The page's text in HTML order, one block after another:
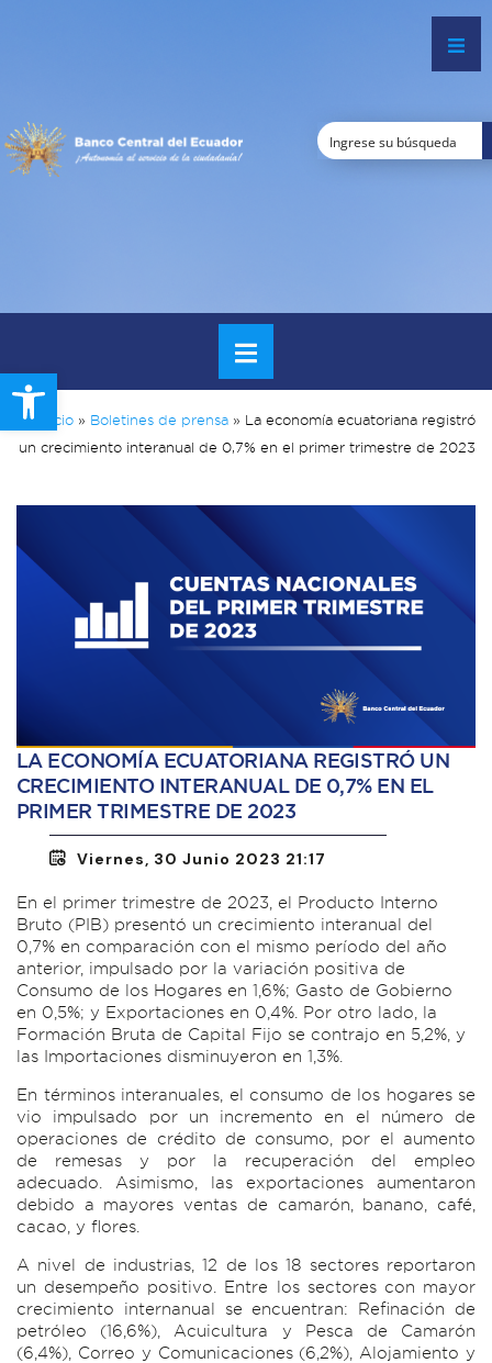
Open toolbar
Inicio » Boletines de prensa » La economía ecuatoriana registró
un crecimiento interanual de 0,7% en el primer trimestre de 2023
LA ECONOMÍA ECUATORIANA REGISTRÓ UN
CRECIMIENTO INTERANUAL DE 0,7% EN EL
PRIMER TRIMESTRE DE 2023
Viernes, 30 Junio 2023 21:17
En el primer trimestre de 2023, el Producto Interno
Bruto (PIB) presentó un crecimiento interanual del
0,7% en comparación con el mismo período del año
anterior, impulsado por la variación positiva de
Consumo de los Hogares en 1,6%; Gasto de Gobierno
en 0,5%; y Exportaciones en 0,4%. Por otro lado, la
Formación Bruta de Capital Fijo se contrajo en 5,2%, y
las Importaciones disminuyeron en 1,3%.
En términos interanuales, el consumo de los hogares se
vio impulsado por un incremento en el número de
operaciones de crédito de consumo, por el aumento
de remesas y por la recuperación del empleo
adecuado. Asimismo, las exportaciones aumentaron
debido a mayores ventas de camarón, banano, café,
cacao, y flores.
A nivel de industrias, 12 de los 18 sectores reportaron
un desempeño positivo. Entre los sectores con mayor
crecimiento internanual se encuentran: Refinación de
petróleo (16,6%), Acuicultura y Pesca de Camarón
(6,4%), Correo y Comunicaciones (6,2%), Alojamiento y